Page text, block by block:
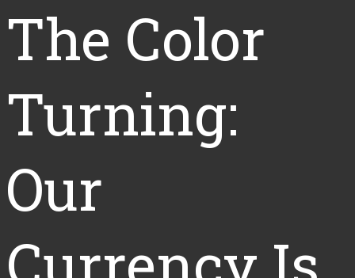
The Color
Turning:
Our